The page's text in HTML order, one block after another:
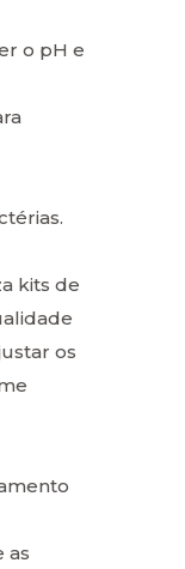
o pH e
kits de
os
as